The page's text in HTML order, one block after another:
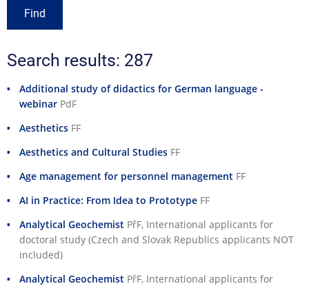
Search results: 287
Additional study of didactics for German language -
webinar PdF
Aesthetics FF
Aesthetics and Cultural Studies FF
Age management for personnel management FF
AI in Practice: From Idea to Prototype FF
Analytical Geochemist PřF, International applicants for
doctoral study (Czech and Slovak Republics applicants NOT
included)
Analytical Geochemist PřF, International applicants for